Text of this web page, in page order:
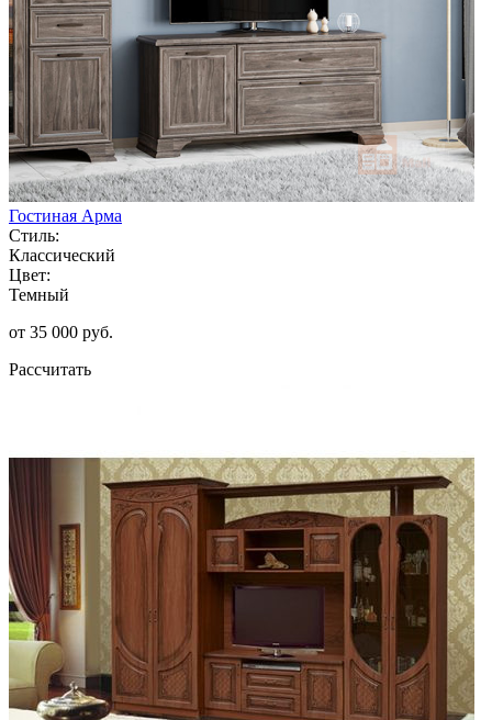
Гостиная Арма
Стиль:
Классический
Цвет:
Темный
от 35 000 руб.
Рассчитать